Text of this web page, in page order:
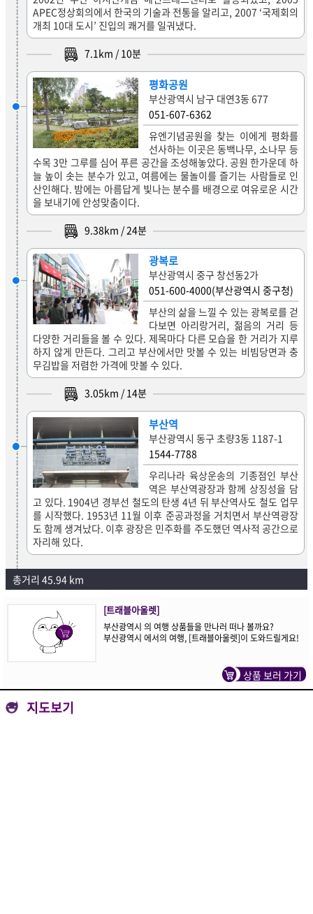
APEC정상회의에서 한국의 기술과 전통을 알리고, 2007 ‘국제회의
개최 10대 도시’ 진입의 쾌거를 일궈냈다.
7.1 km / 10분
평화공원
부산광역시 남구 대연3동 677
051-607-6362
유엔기념공원을 찾는 이에게 평화를
선사하는 이곳은 동백나무, 소나무 등
수목 3만 그루를 심어 푸른 공간을 조성해놓았다. 공원 한가운데 하
늘 높이 솟는 분수가 있고, 여름에는 물놀이를 즐기는 사람들로 인
산인해다. 밤에는 아름답게 빛나는 분수를 배경으로 여유로운 시간
을 보내기에 안성맞춤이다.
9.38km /24분
광복로
부산광역시 중구 창선동2가
051-600-4000(부산광역시 중구청)
부산의 삶을 느낄 수 있는 광복로를 걷
다보면 아리랑거리, 젊음의 거리 등
다양한 거리들을 볼 수 있다. 제목마다 다른 모습을 한 거리가 지루
하지 않게 만든다. 그리고 부산에서만 맛볼 수 있는 비빔당면과 충
무김밥을 저렴한 가격에 맛볼 수 있다.
3.05km / 14분
부산역
부산광역시 동구 초량3동 1187-1
1544-7788
우리나라 육상운송의 기종점인 부산
역은 부산역광장과 함께 상징성을 담
고 있다. 1904년 경부선 철도의 탄생 4년 뒤 부산역사도 철도 업무
를 시작했다. 1953년 11월 이후 준공과정을 거치면서 부산역광장
도 함께 생겨났다. 이후 광장은 민주화를 주도했던 역사적 공간으로
자리해 있다.
총거리 45.94 km
[트래블아울렛]
부산광역시 의 여행 상품들을 만나러 떠나 볼까요?
부산광역시 에서의 여행, [트래블아울렛]이 도와드릴게요!
상품 보러 가기
지도보기